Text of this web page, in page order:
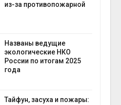
из-за противопожарной
Названы ведущие
экологические НКО
России по итогам 2025
года
Тайфун, засуха и пожары: